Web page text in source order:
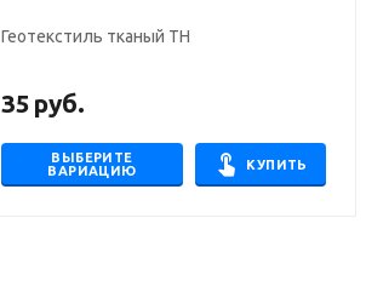
Геотекстиль тканый ТН
35 руб.
ВЫБЕРИТЕ
ВАРИАЦИЮ
КУПИТЬ